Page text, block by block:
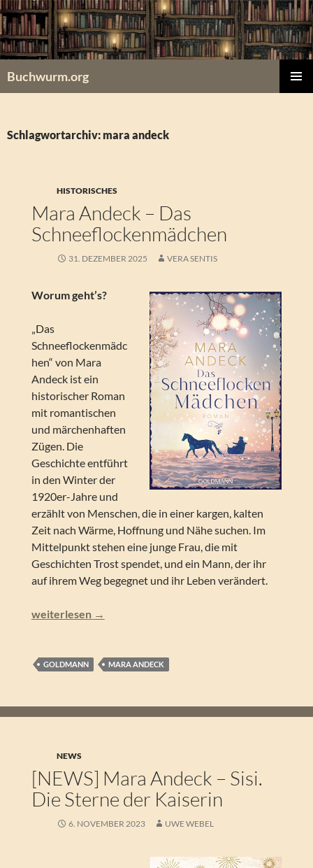
Zum
Inhalt
springen
Buchwurm.org
Schlagwortarchiv: mara andeck
HISTORISCHES
Mara Andeck – Das
Schneeflockenmädchen
31. DEZEMBER 2025 VERA SENTIS
Worum geht’s?
„Das
Schneeflockenmädc
hen“ von Mara
Andeck ist ein
historischer Roman
mit romantischen
und märchenhaften
Zügen. Die
Geschichte entführt
in den Winter der
1920er-Jahre und
erzählt von Menschen, die in einer kargen, kalten
Zeit nach Wärme, Hoffnung und Nähe suchen. Im
Mittelpunkt stehen eine junge Frau, die mit
Geschichten Trost spendet, und ein Mann, der ihr
auf ihrem Weg begegnet und ihr Leben verändert.
Mara Andeck – Das Schneeflockenmädchen
weiterlesen →
GOLDMANN MARA ANDECK
NEWS
[NEWS] Mara Andeck – Sisi.
Die Sterne der Kaiserin
6. NOVEMBER 2023 UWE WEBEL